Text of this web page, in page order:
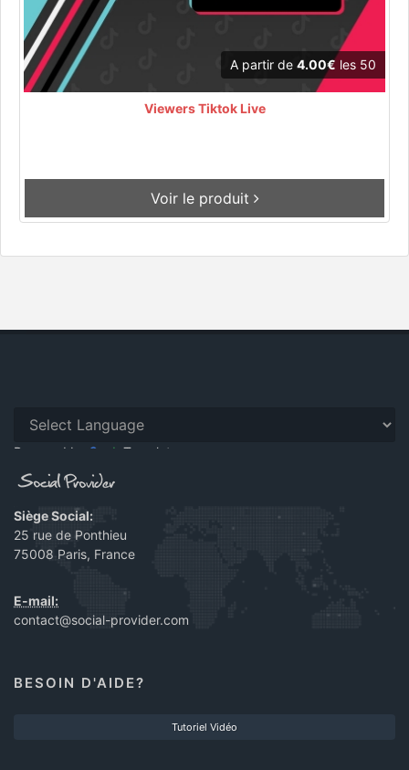
A partir de 4.00€ les 50
Viewers Tiktok Live
Voir le produit
Powered by Translate
Siège Social:
25 rue de Ponthieu
75008 Paris, France
E-mail:
contact@social-provider.com
BESOIN D'AIDE?
Tutoriel Vidéo